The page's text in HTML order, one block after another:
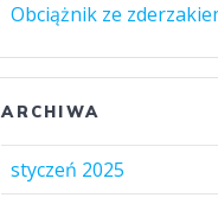
Obciążnik ze
ARCHIWA
styczeń 2025